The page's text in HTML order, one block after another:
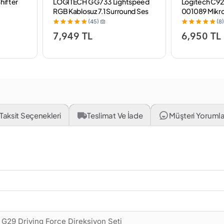
RGB Kablosuz 7.1 Surround Ses
Oyuncu Kulaklığı - Siyah
(45)
7,949 TL
001089
(8)
6,950 TL
Taksit Seçenekleri Teslimat Ve İade Müşteri
Driving Force Direksiyon Seti